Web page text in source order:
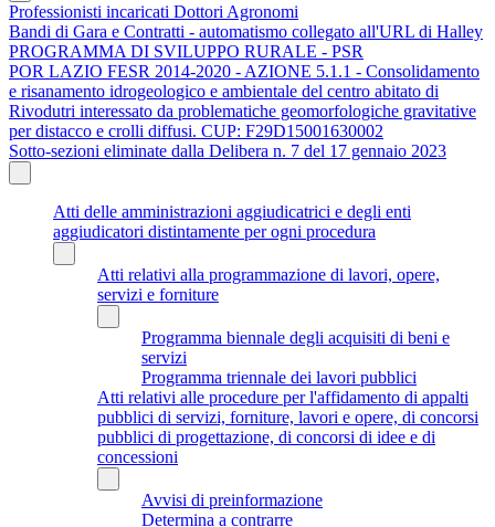
Professionisti incaricati Dottori Agronomi
Bandi di Gara e Contratti - automatismo collegato all'URL di Halley
PROGRAMMA DI SVILUPPO RURALE - PSR
POR LAZIO FESR 2014-2020 - AZIONE 5.1.1 - Consolidamento
e risanamento idrogeologico e ambientale del centro abitato di
Rivodutri interessato da problematiche geomorfologiche gravitative
per distacco e crolli diffusi. CUP: F29D15001630002
Sotto-sezioni eliminate dalla Delibera n. 7 del 17 gennaio 2023
Atti delle amministrazioni aggiudicatrici e degli enti
aggiudicatori distintamente per ogni procedura
Atti relativi alla programmazione di lavori, opere,
servizi e forniture
Programma biennale degli acquisiti di beni e
servizi
Programma triennale dei lavori pubblici
Atti relativi alle procedure per l'affidamento di appalti
pubblici di servizi, forniture, lavori e opere, di concorsi
pubblici di progettazione, di concorsi di idee e di
concessioni
Avvisi di preinformazione
Determina a contrarre